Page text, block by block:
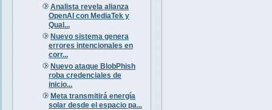
Analista revela alianza
OpenAI con MediaTek y
Qual...
Nuevo sistema genera
errores intencionales en
corr...
Nuevo ataque BlobPhish
roba credenciales de
inicio...
Meta transmitirá energía
solar desde el espacio pa...